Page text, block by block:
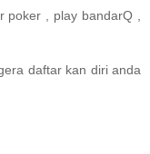
, play bandarQ ,
daftar kan diri anda